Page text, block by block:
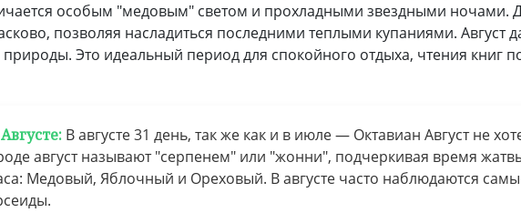
особым "медовым" светом и прохладными звездными ночами.
позволяя насладиться последними теплыми купаниями.
Это идеальный период для спокойного отдыха, чтения книг
В августе 31 день, так же как и в июле — Октавиан Август не
август называют "серпенем" или "жонни", подчеркивая время
Медовый, Яблочный и Ореховый. В августе часто наблюдаются